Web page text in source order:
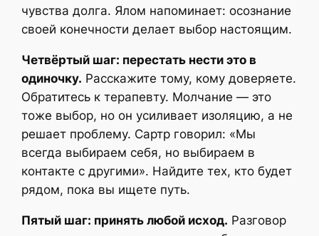
чувства долга. Ялом напоминает: осознание
своей конечности делает выбор настоящим.
Четвёртый шаг: перестать нести это в
одиночку. Расскажите тому, кому доверяете.
Обратитесь к терапевту. Молчание — это
тоже выбор, но он усиливает изоляцию, а не
решает проблему. Сартр говорил: «Мы
всегда выбираем себя, но выбираем в
контакте с другими». Найдите тех, кто будет
рядом, пока вы ищете путь.
Пятый шаг: принять любой исход. Разговор